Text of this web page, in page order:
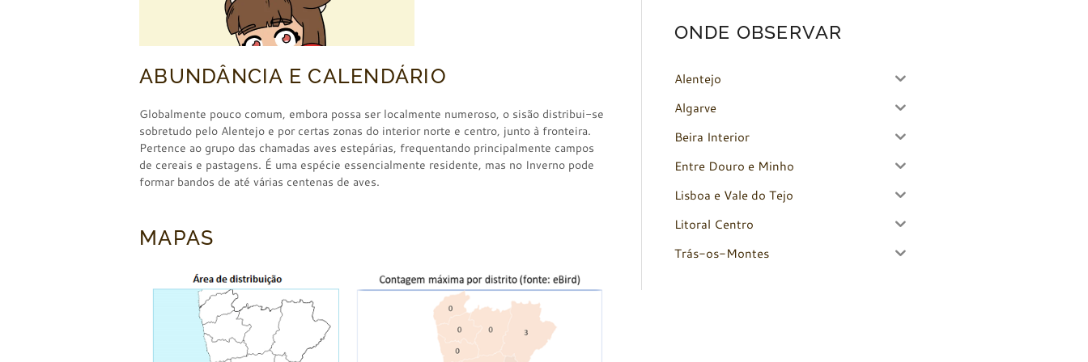
ABUNDÂNCIA E CALENDÁRIO
Globalmente pouco comum, embora possa ser localmente numeroso, o sisão distribui-se
sobretudo pelo Alentejo e por certas zonas do interior norte e centro, junto à fronteira.
Pertence ao grupo das chamadas aves estepárias, frequentando principalmente campos
de cereais e pastagens. É uma espécie essencialmente residente, mas no Inverno pode
formar bandos de até várias centenas de aves.
MAPAS
ONDE OBSERVAR
Alentejo
Algarve
Beira Interior
Entre Douro e Minho
Lisboa e Vale do Tejo
Litoral Centro
Trás-os-Montes